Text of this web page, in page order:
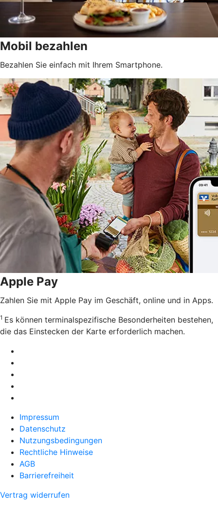
Mobil bezahlen
Bezahlen Sie einfach mit Ihrem Smartphone.
Apple Pay
Zahlen Sie mit Apple Pay im Geschäft, online und in Apps.
1 Es können terminalspezifische Besonderheiten bestehen,
die das Einstecken der Karte erforderlich machen.
Impressum
Datenschutz
Nutzungsbedingungen
Rechtliche Hinweise
AGB
Barrierefreiheit
Vertrag widerrufen